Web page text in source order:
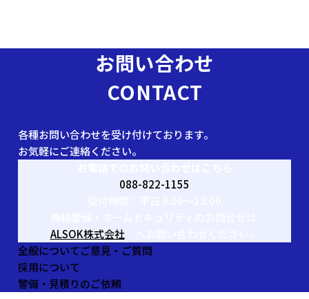
お問い合わせ
CONTACT
各種お問い合わせを受け付けております。
お気軽にご連絡ください。
088-822-1155
ALSOK株式会社
全般についてご意見・ご質問
採用について
警備・見積りのご依頼